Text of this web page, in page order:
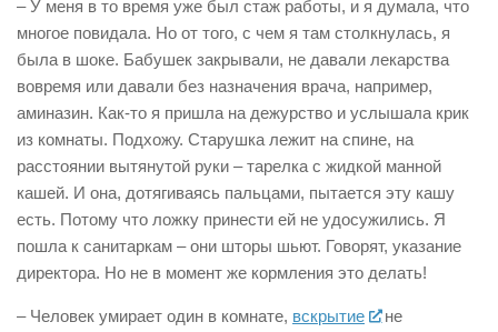
– У меня в то время уже был стаж работы, и я думала, что
многое повидала. Но от того, с чем я там столкнулась, я
была в шоке. Бабушек закрывали, не давали лекарства
вовремя или давали без назначения врача, например,
аминазин. Как-то я пришла на дежурство и услышала крик
из комнаты. Подхожу. Старушка лежит на спине, на
расстоянии вытянутой руки – тарелка с жидкой манной
кашей. И она, дотягиваясь пальцами, пытается эту кашу
есть. Потому что ложку принести ей не удосужились. Я
пошла к санитаркам – они шторы шьют. Говорят, указание
директора. Но не в момент же кормления это делать!
– Человек умирает один в комнате, вскрытие
не